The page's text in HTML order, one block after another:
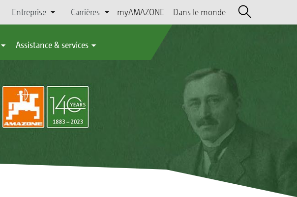
Entreprise Carrières myAMAZONE Dans le monde
Assistance & services